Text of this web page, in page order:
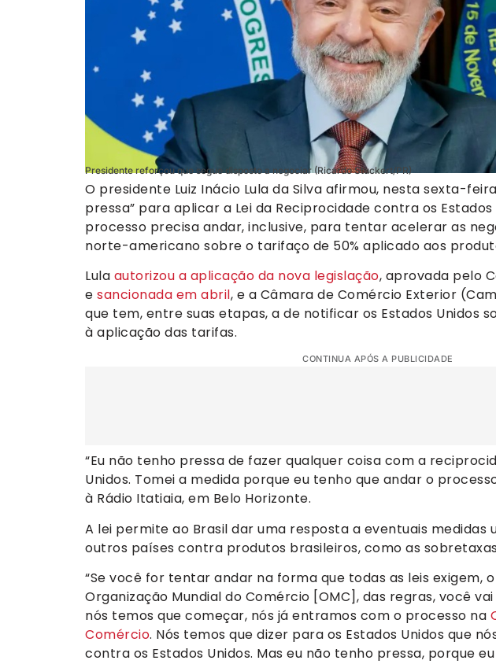
Presidente reforçou que segue disposto a negociar (Ricardo Stuckert/PR)
O presidente Luiz Inácio Lula da Silva afirmou, nesta sexta-
pressa” para aplicar a Lei da Reciprocidade contra os Estados
processo precisa andar, inclusive, para tentar acelerar as
norte-americano sobre o tarifaço de 50% aplicado aos
Lula autorizou a aplicação da nova legislação, aprovada pelo
e sancionada em abril, e a Câmara de Comércio Exterior
que tem, entre suas etapas, a de notificar os Estados Unidos
à aplicação das tarifas.
CONTINUA APÓS A PUBLICIDADE
“Eu não tenho pressa de fazer qualquer coisa com a
Unidos. Tomei a medida porque eu tenho que andar o
à Rádio Itatiaia, em Belo Horizonte.
A lei permite ao Brasil dar uma resposta a eventuais medidas
outros países contra produtos brasileiros, como as
“Se você for tentar andar na forma que todas as leis exigem,
Organização Mundial do Comércio [OMC], das regras, você
nós temos que começar, nós já entramos com o processo na
Comércio. Nós temos que dizer para os Estados Unidos que
contra os Estados Unidos. Mas eu não tenho pressa, porque